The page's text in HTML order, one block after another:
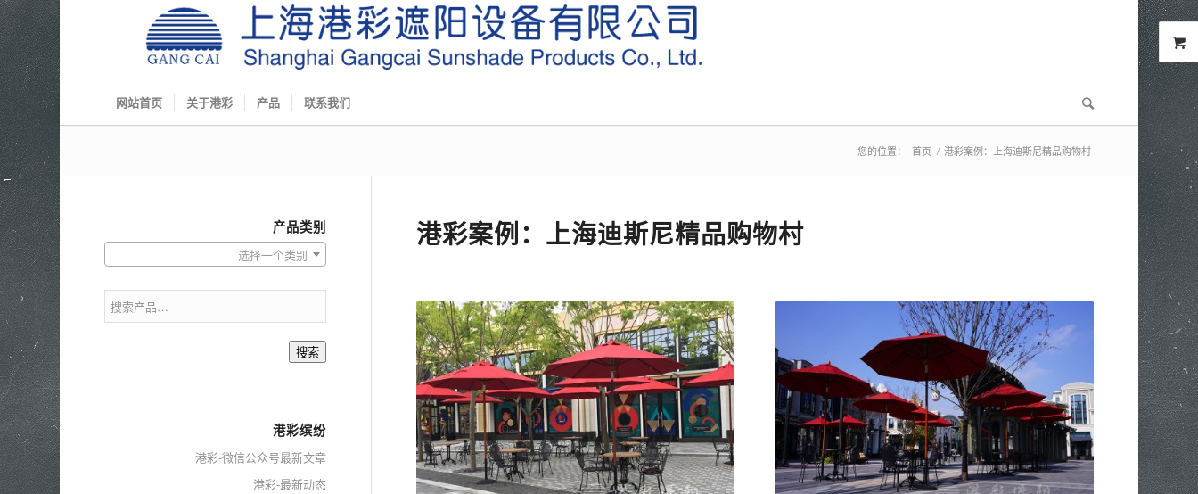
网站首页 关于港彩 产品 联系我们
您的位置： 首页 / 港彩案例：上海迪斯尼精品购物村
港彩案例：上海迪斯尼精品购物村
UC003 中柱圆伞 UC003 中柱圆伞
产品类别
选择一个类别
搜索
港彩缤纷
港彩-微信公众号最新文章
港彩-最新动态